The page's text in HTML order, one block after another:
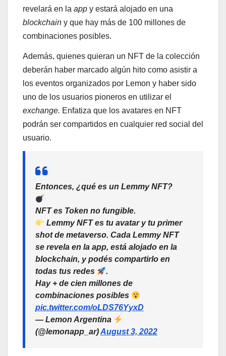
revelará en la app y estará alojado en una
blockchain y que hay más de 100 millones de
combinaciones posibles.
Además, quienes quieran un NFT de la colección
deberán haber marcado algún hito como asistir a
los eventos organizados por Lemon y haber sido
uno de los usuarios pioneros en utilizar el
exchange. Enfatiza que los avatares en NFT
podrán ser compartidos en cualquier red social del
usuario.
Entonces, ¿qué es un Lemmy NFT?
NFT es Token no fungible.
Lemmy NFT es tu avatar y tu primer
shot de metaverso. Cada Lemmy NFT
se revela en la app, está alojado en la
blockchain, y podés compartirlo en
todas tus redes
.
Hay + de cien millones de
combinaciones posibles
pic.twitter.com/oLDS76YyxD
— Lemon Argentina
(@lemonapp_ar)August 3, 2022